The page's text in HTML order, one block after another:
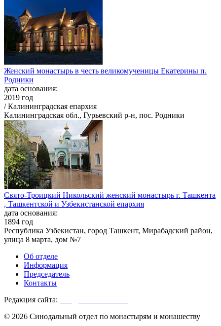
Женский монастырь в честь великомученицы Екатерины п.
Родники
дата основания:
2019 год
/ Калининградская епархия
Калининградская обл., Гурьевский р-н, пос. Родники
Свято-Троицкий Никольский женский монастырь г. Ташкента
, Ташкентской и Узбекистанской епархия
дата основания:
1894 год
Республика Узбекистан, город Ташкент, Мирабадский район,
улица 8 марта, дом №7
Об отделе
Информация
Председатель
Контакты
Редакция сайта:
© 2026 Синодальный отдел по монастырям и монашеству